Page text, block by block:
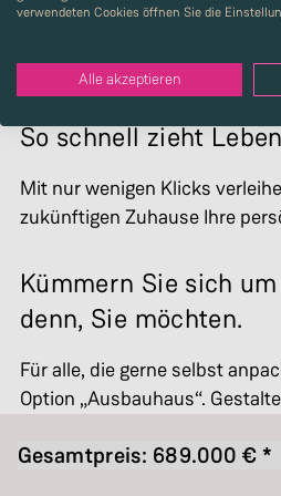
So schnell zieht
Mit nur wenigen Klicks
zukünftigen Zuhause Ihre
Kümmern Sie sich
denn, Sie möchten.
Für alle, die gerne selbst
Option „Ausbauhaus“.
Gesamtpreis: 689.000 € *
verwendeten Cookies öffnen Sie die
Alle akzeptieren